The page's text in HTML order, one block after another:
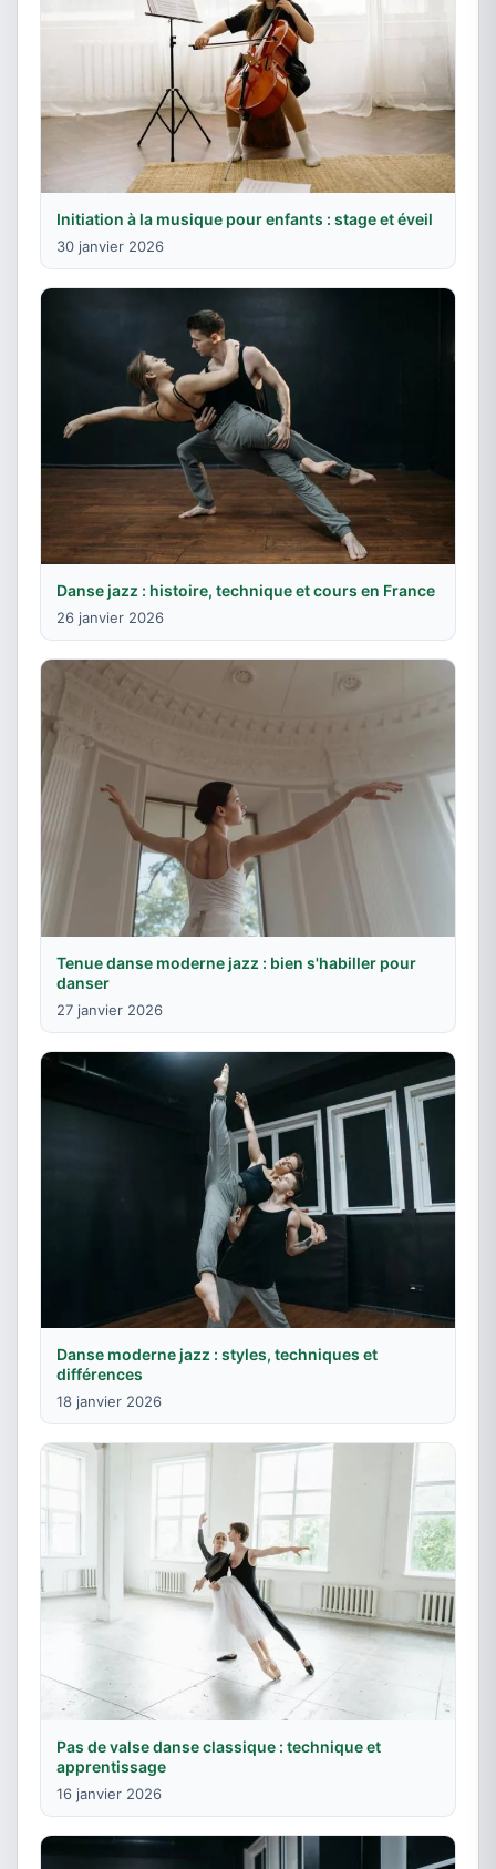
Initiation à la musique pour enfants : stage et éveil
30 janvier 2026
Danse jazz : histoire, technique et cours en France
26 janvier 2026
Tenue danse moderne jazz : bien s'habiller pour
danser
27 janvier 2026
Danse moderne jazz : styles, techniques et
différences
18 janvier 2026
Pas de valse danse classique : technique et
apprentissage
16 janvier 2026